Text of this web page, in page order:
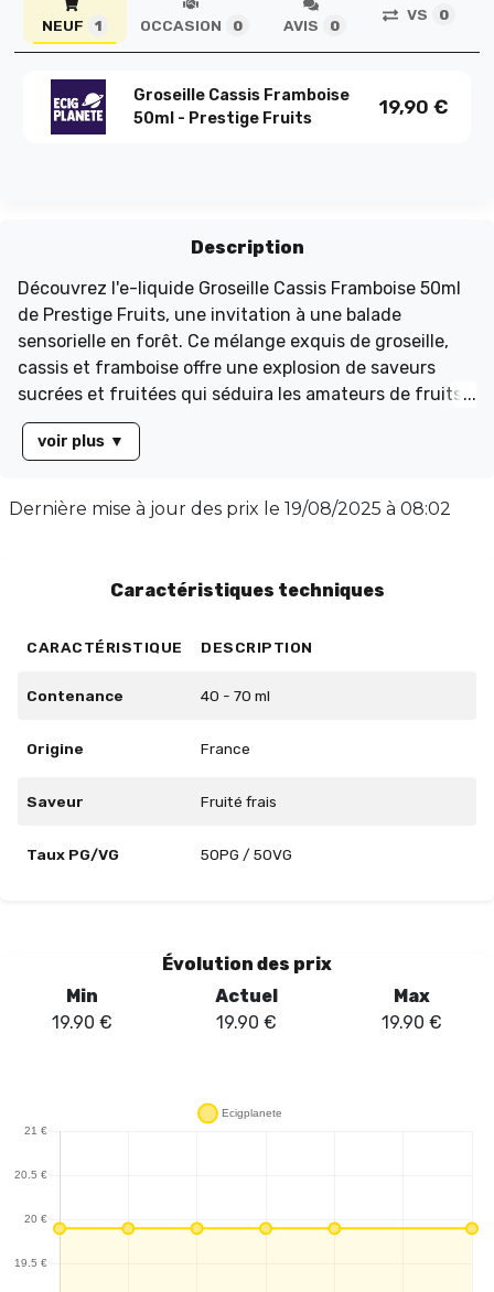
NEUF 1 OCCASION 0 AVIS 0
VS 0
Groseille Cassis Framboise
50ml - Prestige Fruits
19,90 €
Description
Découvrez l'e-liquide Groseille Cassis Framboise 50ml
de Prestige Fruits, une invitation à une balade
sensorielle en forêt. Ce mélange exquis de groseille,
cassis et framboise offre une explosion de saveurs
sucrées et fruitées qui séduira les amateurs de fruits
rouges et noirs. Parfaitement équilibré avec un taux
PG/VG de 50/50, cet e-liquide est proposé en flacon de
tenter par ce trio fruité irrésistible et enrichissez votre
voir plus ▼
Dernière mise à jour des prix le 19/08/2025 à 08:02
Caractéristiques techniques
CARACTÉRISTIQUE DESCRIPTION
Contenance 40 - 70 ml
Origine France
Saveur Fruité frais
Taux PG/VG 50PG / 50VG
Évolution des prix
Min
19.90 €
Actuel
19.90 €
Max
19.90 €